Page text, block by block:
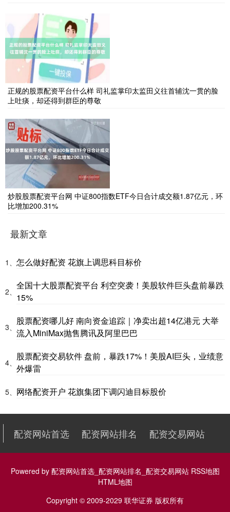
正规的股票配资平台什么样 司礼监掌印太监田义往首辅沈一贯的脸
上吐痰，却还得到群臣的尊敬
炒股股票配资平台网 中证800指数ETF今日合计成交额1.87亿元，环
比增加200.31%
最新文章
1、 怎么做好配资 花旗上调思科目标价
2、
全国十大股票配资平台 利空突袭！美股软件巨头盘前暴跌
15%
3、
股票配资哪儿好 南向资金追踪｜净卖出超14亿港元 大举
流入MiniMax抛售腾讯及阿里巴巴
4、
股票配资交易软件 盘前，暴跌17%！美股AI巨头，业绩意
外爆雷
5、 网络配资开户 花旗集团下调闪迪目标股价
配资网站首选 配资网站排名 配资交易网站
Powered by 配资网站首选_配资网站排名_配资交易网站 RSS地图
HTML地图
Copyright © 2009-2029 联华证券 版权所有